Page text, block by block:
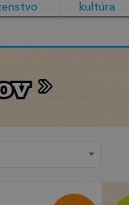
kultúra